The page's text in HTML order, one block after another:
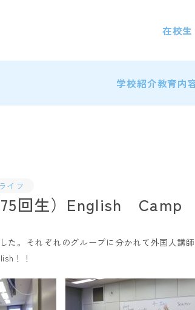
在校
学校紹介教育内
イフ
75回生）English Camp
た。それぞれのグループに分かれて外国人講師
！！